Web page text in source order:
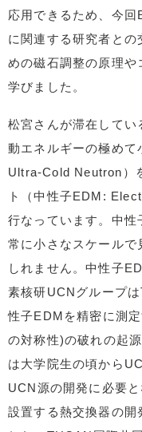
応用できるため、今
に関連する研究者との
めの磁石調整の原理や
学びました。
松宮さんが滞在して
動エネルギーの極めて
Ultra-Cold Neutron）
ト（中性子EDM:
行なっています。中性
常に小さなスケールで
しれません。中性子
素核研UCNグループ
性子EDMを精密に測
の対称性)の破れの起
は大学院生の頃から
UCN源の開発に必要
設置する熱交換器の開